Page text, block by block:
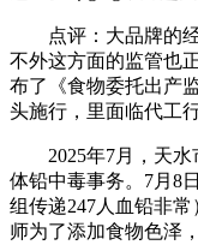
点评：大品牌的经
不外这方面的监管也
布了《食物委托出产
头施行，里面临代工
2025年7月，天水
体铅中毒事务。7月8
组传递247人血铅非
师为了添加食物色泽